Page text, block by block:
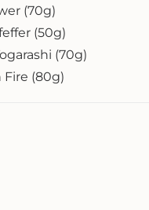
(70g)
(50g)
(70g)
Fire (80g)